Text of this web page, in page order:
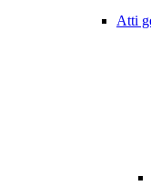
Atti